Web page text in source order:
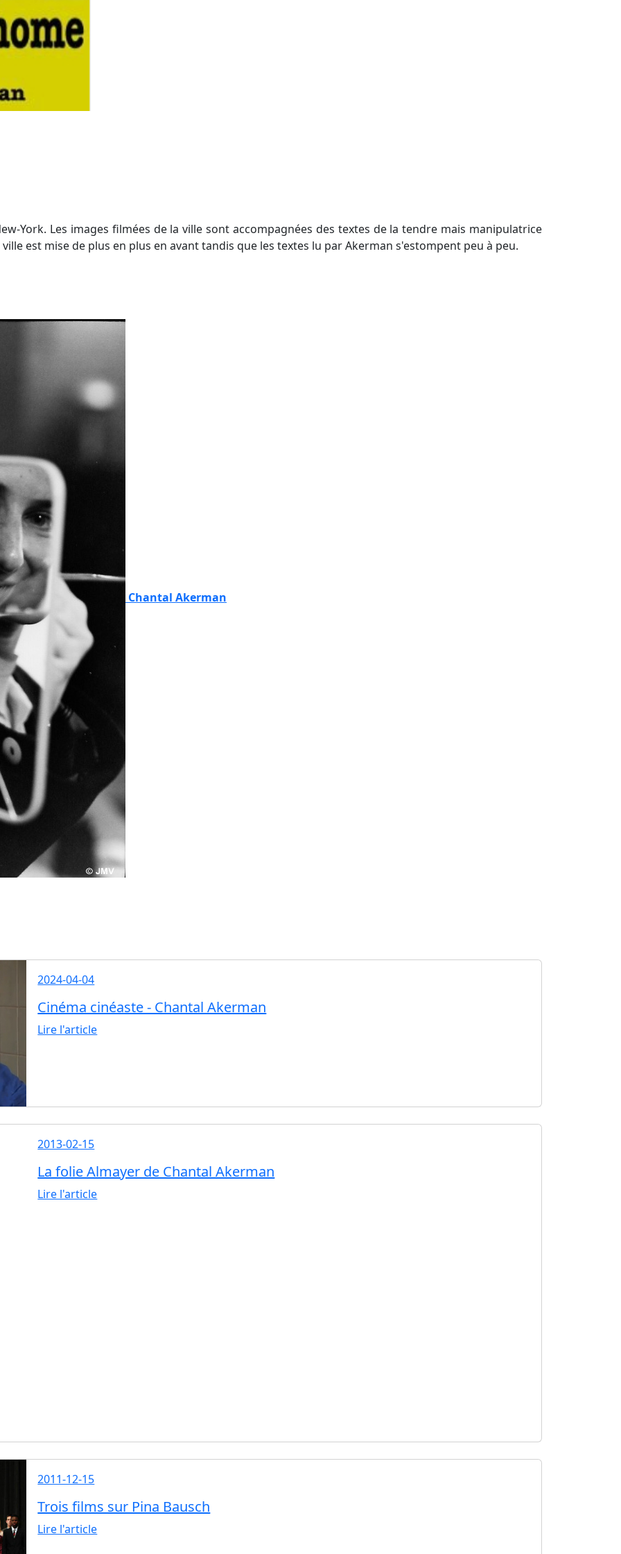
York. Les images filmées de la ville sont accompagnées des textes de la tendre mais manipulatrice
est mise de plus en plus en avant tandis que les textes lu par Akerman s'estompent peu à peu.
Chantal Akerman
2024-04-04
Cinéma cinéaste - Chantal Akerman
Lire l'article
2013-02-15
La folie Almayer de Chantal Akerman
Lire l'article
2011-12-15
Trois films sur Pina Bausch
Lire l'article